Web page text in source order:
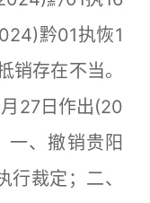
黔01执恢1
销存在不当。
27日作出(20
、撤销贵阳
裁定；二、